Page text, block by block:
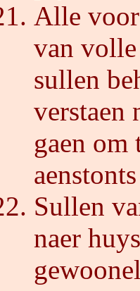
Alle
van
sullen
verstaen
gaen om
Sullen
naer